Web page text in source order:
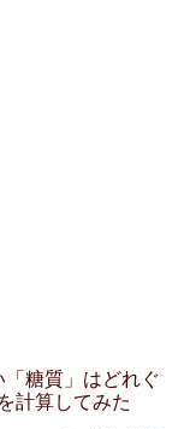
糖質」はどれぐ
計算してみた